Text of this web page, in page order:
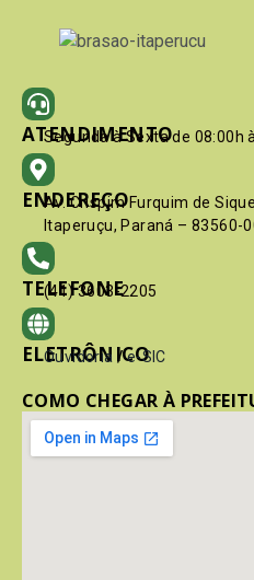
ATENDIMENTO
Segunda à Sexta de 08:00h
ENDEREÇO
Av. Crispim Furquim de
Itaperuçu, Paraná – 83560-
TELEFONE
(41) 3603-2205
ELETRÔNICO
Ouvidoria / e-SIC
COMO CHEGAR À